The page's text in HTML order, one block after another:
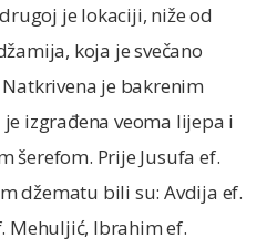
je lokaciji, niže od
koja je svečano
je bakrenim
izgrađena veoma lijepa i
šerefom. Prije Jusufa ef.
džematu bili su: Avdija ef.
Mehuljić, Ibrahim ef.